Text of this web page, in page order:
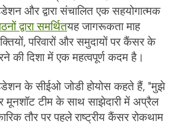
और द्वारा संचालित एक सहयोगात्मक
द्वारा समर्थितयह जागरूकता माह
परिवारों और समुदायों पर कैंसर के
की दिशा में एक महत्वपूर्ण कदम है।
के सीईओ जोडी होयोस कहते हैं, "मुझे
मूनशॉट टीम के साथ साझेदारी में अप्रैल
तौर पर पहले राष्ट्रीय कैंसर रोकथाम